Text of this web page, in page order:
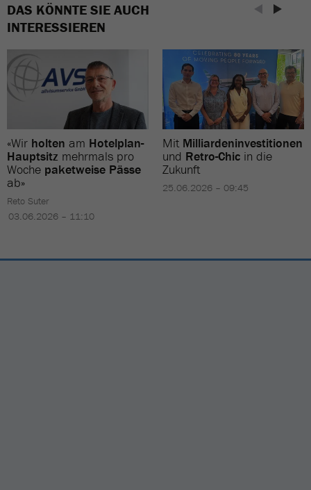
DAS KÖNNTE SIE AUCH
INTERESSIEREN
«Wir holten am Hotelplan-
Hauptsitz mehrmals pro
Woche paketweise Pässe
ab»
Reto Suter
03.06.2026 – 11:10
Mit Milliardeninvestitionen
und Retro-Chic in die
Zukunft
25.06.2026 – 09:45